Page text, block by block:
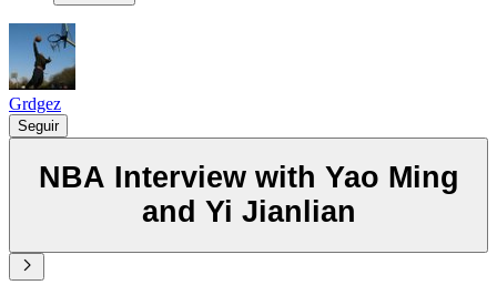
Grdgez
Seguir
NBA Interview with Yao Ming
and Yi Jianlian